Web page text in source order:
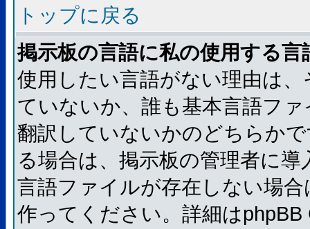
トップに戻る
掲示板の言語に私の使用する
使用したい言語がない理由は
ていないか、誰も基本言語フ
翻訳していないかのどちらか
る場合は、掲示板の管理者に
言語ファイルが存在しない場
作ってください。詳細は